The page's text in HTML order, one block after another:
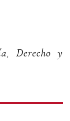
Derecho y